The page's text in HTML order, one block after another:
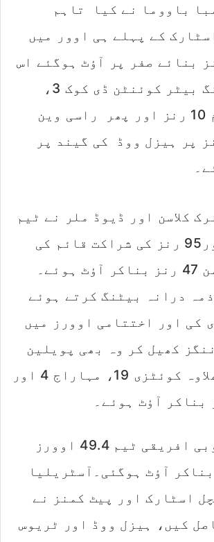
باووما نے کیا تاہم
کے پہلے ہی اوور میں
بنائے صفر پر آؤٹ ہوگئے اس
کے بعد اوپننگ بیٹر کوئنٹن ڈی کوک 3،
ایڈن مارکرم 10 رنز اور پھر راسی وین
6 رنز پر ہیزل ووڈ کی گیند پر
کلاسن اور ڈیوڈ ملر نے ٹیم
کو سنبھالا اور95 رنز کی شراکت قائم کی
لیکن پھر کلاسن 47 رنز بناکر آؤٹ ہوئے۔
درانہ بیٹنگ کرتے ہوئے
کی اور اختتامی اوورز میں
اننگز کھیل کر وہ بھی پویلین
لوٹے۔اس کے علاوہ کوئٹزی 19، مہاراج 4 اور
یوں پوری جنوبی افریقی ٹیم 49.4 اوورز
رنز بناکر آؤٹ ہوگئی۔آسٹریلیا
اسٹارک اور پیٹ کمنز نے
حاصل کیں، ہیزل ووڈ اور ٹریوس